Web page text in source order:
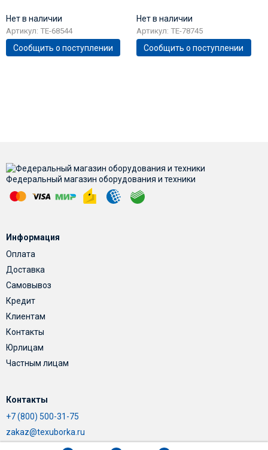
Нет в наличии
Артикул: TE-68544
Сообщить о поступлении
Нет в наличии
Артикул: TE-78745
Сообщить о поступлении
Федеральный магазин оборудования и техники
Информация
Оплата
Доставка
Самовывоз
Кредит
Клиентам
Контакты
Юрлицам
Частным лицам
Контакты
+7 (800) 500-31-75
zakaz@texuborka.ru